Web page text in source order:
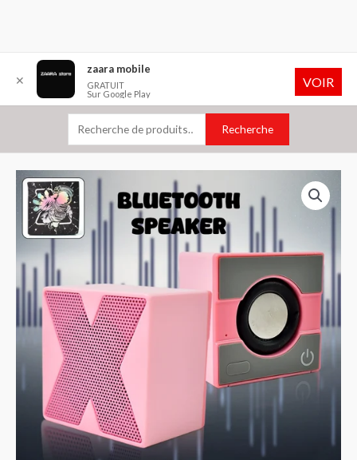
contenu
Recherche
pour :
Recherche
quantité
MUSIC
BLUE
WIRELESS
✕
zaara mobile
GRATUIT
Sur Google Play
VOIR